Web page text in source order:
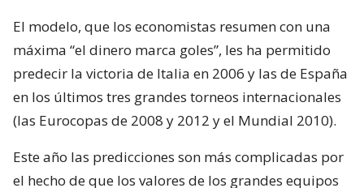
El modelo, que los economistas resumen con una
máxima “el dinero marca goles”, les ha permitido
predecir la victoria de Italia en 2006 y las de España
en los últimos tres grandes torneos internacionales
(las Eurocopas de 2008 y 2012 y el Mundial 2010).
Este año las predicciones son más complicadas por
el hecho de que los valores de los grandes equipos